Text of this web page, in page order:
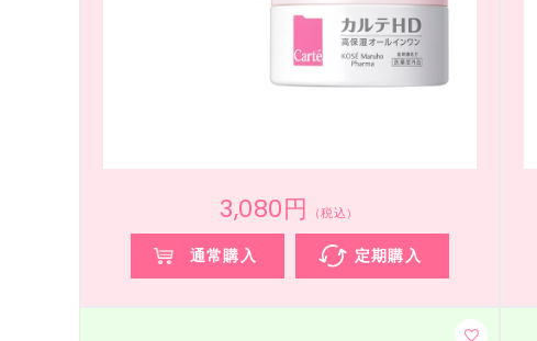
3,080円 （税込）
通常購入 定期購入